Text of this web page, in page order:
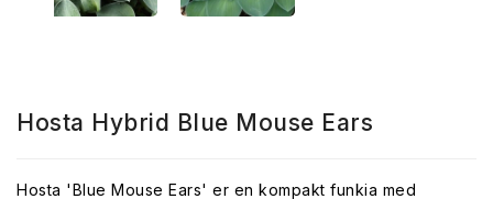
Hosta Hybrid Blue Mouse Ears
Hosta 'Blue Mouse Ears' er en kompakt funkia med